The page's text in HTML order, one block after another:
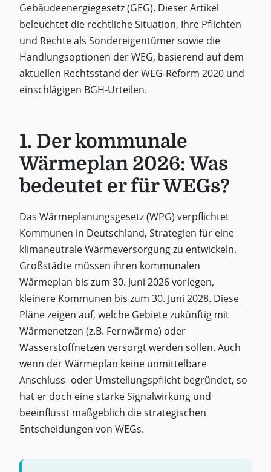
Gebäudeenergiegesetz (GEG). Dieser Artikel
beleuchtet die rechtliche Situation, Ihre Pflichten
und Rechte als Sondereigentümer sowie die
Handlungsoptionen der WEG, basierend auf dem
aktuellen Rechtsstand der WEG-Reform 2020 und
einschlägigen BGH-Urteilen.
1. Der kommunale
Wärmeplan 2026: Was
bedeutet er für WEGs?
Das Wärmeplanungsgesetz (WPG) verpflichtet
Kommunen in Deutschland, Strategien für eine
klimaneutrale Wärmeversorgung zu entwickeln.
Großstädte müssen ihren kommunalen
Wärmeplan bis zum 30. Juni 2026 vorlegen,
kleinere Kommunen bis zum 30. Juni 2028. Diese
Pläne zeigen auf, welche Gebiete zukünftig mit
Wärmenetzen (z.B. Fernwärme) oder
Wasserstoffnetzen versorgt werden sollen. Auch
wenn der Wärmeplan keine unmittelbare
Anschluss- oder Umstellungspflicht begründet, so
hat er doch eine starke Signalwirkung und
beeinflusst maßgeblich die strategischen
Entscheidungen von WEGs.